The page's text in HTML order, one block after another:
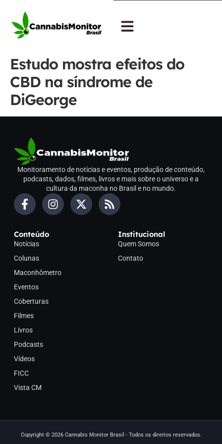
Estudo mostra efeitos do
CBD na síndrome de
DiGeorge
Monitoramento de notícias e eventos, produção de conteúdo,
podcasts, dados, filmes, livros e mais sobre o universo e a
cultura da maconha no Brasil e no mundo.
Conteúdo
Notícias
Colunas
Maconhômetro
Eventos
Coberturas
Filmes
Livros
Podcasts
Vídeos
FICC
Vista CM
Institucional
Quem Somos
Contato
Copyright © 2026 Cannabis Monitor Brasil - Todos os direitos reservados.